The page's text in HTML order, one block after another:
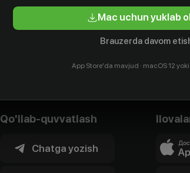
Batafsil
Qo'llab-quvvatlash
Chatga yozish
Mac uchun yuklab
Brauzerda davom
App Store'da mavjud · macOS 12